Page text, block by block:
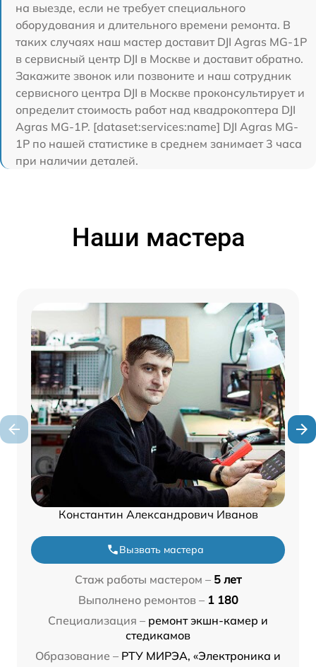
на выезде, если не требует специального
оборудования и длительного времени ремонта. В
таких случаях наш мастер доставит DJI Agras MG-1P
в сервисный центр DJI в Москве и доставит обратно.
Закажите звонок или позвоните и наш сотрудник
сервисного центра DJI в Москве проконсультирует и
определит стоимость работ над квадрокоптера DJI
Agras MG-1P. [dataset:services:name] DJI Agras MG-
1P по нашей статистике в среднем занимает 3 часа
при наличии деталей.
Наши мастера
Константин Александрович Иванов
Вызвать мастера
Стаж работы мастером – 5 лет
Выполнено ремонтов – 1 180
Специализация – ремонт экшн-камер и
стедикамов
Образование – РТУ МИРЭА, «Электроника и